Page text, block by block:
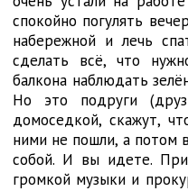
спокойно погулять
набережной и лечь
сделать всё, что
балкона наблюдать
Но это подруги
домоседкой, скажут,
ними не пошли, а потом
собой. И вы идете.
громкой музыки и